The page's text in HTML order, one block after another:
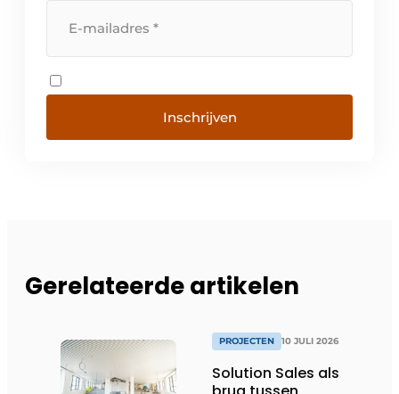
Inschrijven
Gerelateerde artikelen
PROJECTEN 10 JULI 2026
Solution Sales als